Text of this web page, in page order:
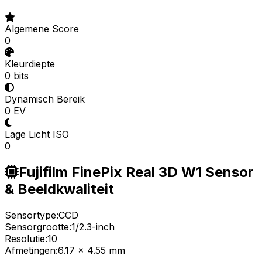
Algemene Score
0
Kleurdiepte
0 bits
Dynamisch Bereik
0 EV
Lage Licht ISO
0
Fujifilm FinePix Real 3D W1 Sensor
& Beeldkwaliteit
Sensortype:CCD
Sensorgrootte:1/2.3-inch
Resolutie:10
Afmetingen:6.17 x 4.55 mm